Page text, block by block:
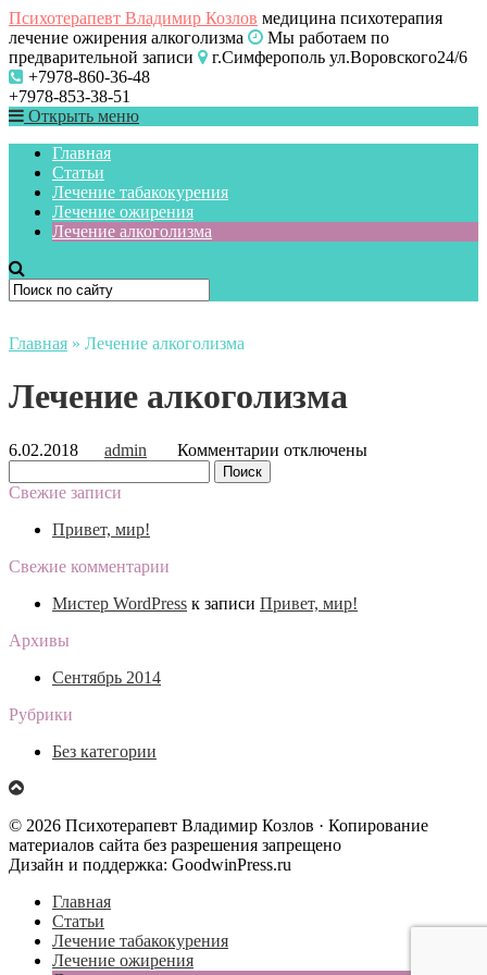
Психотерапевт Владимир Козлов медицина психотерапия
лечение ожирения алкоголизма
Мы работаем по
предварительной записи
г.Симферополь ул.Воровского24/6
+7978-860-36-48
+7978-853-38-51
Открыть меню
Главная
Статьи
Лечение табакокурения
Лечение ожирения
Лечение алкоголизма
Главная » Лечение алкоголизма
Лечение алкоголизма
6.02.2018 admin Комментарии котключены
Свежие записи
Привет, мир!
Свежие комментарии
Мистер WordPress к записи Привет, мир!
Архивы
Сентябрь 2014
Рубрики
Без категории
© 2026 Психотерапевт Владимир Козлов · Копирование
материалов сайта без разрешения запрещено
Дизайн и поддержка: GoodwinPress.ru
Главная
Статьи
Лечение табакокурения
Лечение ожирения